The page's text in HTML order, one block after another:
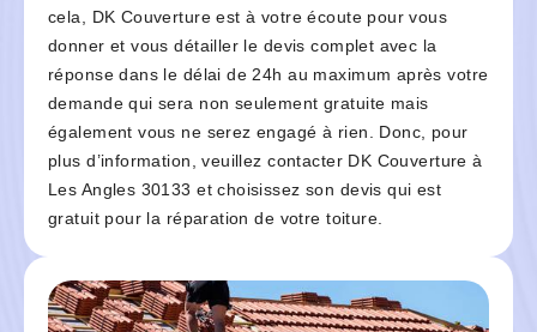
cela, DK Couverture est à votre écoute pour vous
donner et vous détailler le devis complet avec la
réponse dans le délai de 24h au maximum après votre
demande qui sera non seulement gratuite mais
également vous ne serez engagé à rien. Donc, pour
plus d’information, veuillez contacter DK Couverture à
Les Angles 30133 et choisissez son devis qui est
gratuit pour la réparation de votre toiture.